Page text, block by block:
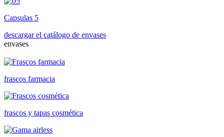
Capsulas 5
descargar el catálogo de envases
envases
frascos farmacia
frascos y tapas cosmética